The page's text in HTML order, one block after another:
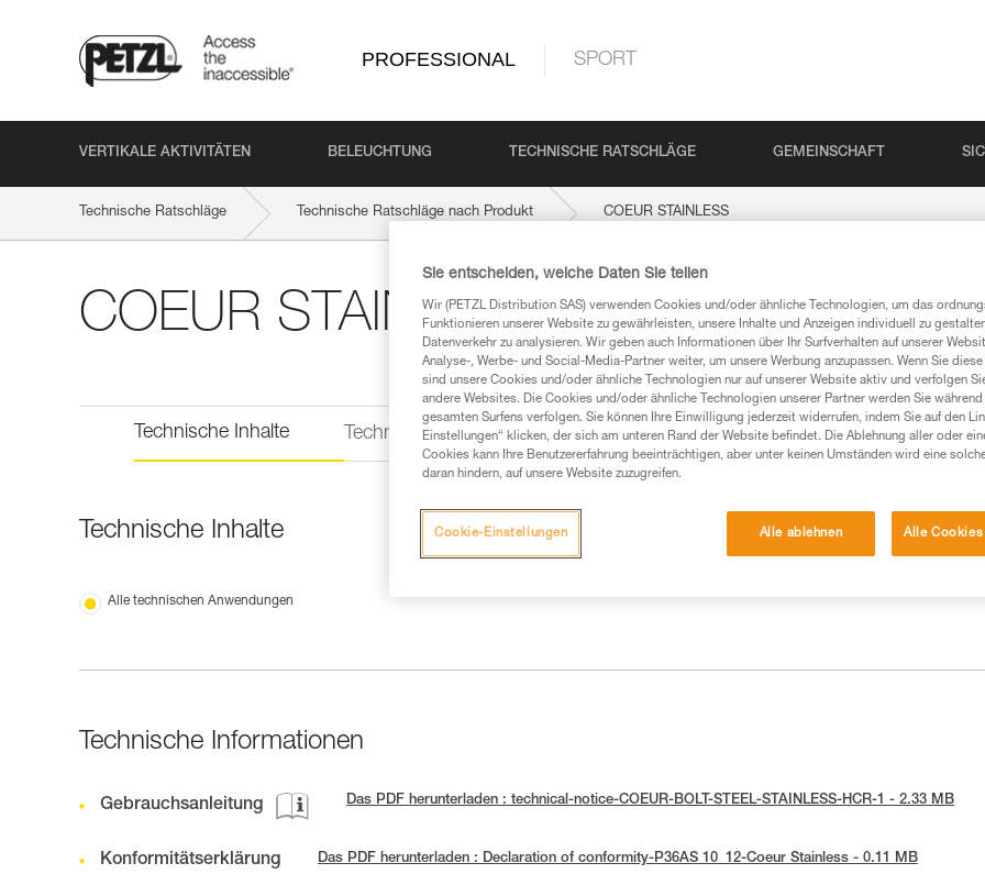
PROFESSIONAL SPORT
VERTIKALE AKTIVITÄTEN BELEUCHTUNG TECHNISCHE RATSCHLÄGE GEMEINSCHAFT
Technische Ratschläge Technische Ratschläge nach Produkt COEUR STAINLESS
COEUR STAINLESS
Technische Inhalte Technische Informationen
Technische Inhalte
Alle technischen Anwendungen
Technische Informationen
Gebrauchsanleitung Das PDF herunterladen : technical-notice-COEUR-BOLT-STEEL-STAINLESS-HCR-1 - 2.33 MB
Konformitätserklärung Das PDF herunterladen : Declaration of conformity-P36AS 10_12-Coeur Stainless - 0.11 MB
Sie entscheiden, welche Daten Sie teilen
Wir (PETZL Distribution SAS) verwenden Cookies und/oder ähnliche Technologien, um das
Funktionieren unserer Website zu gewährleisten, unsere Inhalte und Anzeigen individuell zu
Datenverkehr zu analysieren. Wir geben auch Informationen über Ihr Surfverhalten auf unserer
Analyse-, Werbe- und Social-Media-Partner weiter, um unsere Werbung anzupassen. Wenn Sie
sind unsere Cookies und/oder ähnliche Technologien nur auf unserer Website aktiv und verfolgen
andere Websites. Die Cookies und/oder ähnliche Technologien unserer Partner werden Sie während
gesamten Surfens verfolgen. Sie können Ihre Einwilligung jederzeit widerrufen, indem Sie auf den
Einstellungen“ klicken, der sich am unteren Rand der Website befindet. Die Ablehnung aller oder
Cookies kann Ihre Benutzererfahrung beeinträchtigen, aber unter keinen Umständen wird eine
daran hindern, auf unsere Website zuzugreifen.
Alle ablehnen Alle
Cookie-Einstellungen